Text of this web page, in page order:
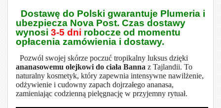
Dostawę do Polski gwarantuje Plumeria i
ubezpiecza Nova Post. Czas dostawy
wynosi 3-5 dni robocze od momentu
opłacenia zamówienia i dostawy.
Pozwól swojej skórze poczuć tropikalny luksus dzięki
ananasowemu olejkowi do ciała Banna z Tajlandii. To
naturalny kosmetyk, który zapewnia intensywne nawilżenie,
odżywienie i cudowny zapach dojrzałego ananasa,
zamieniając codzienną pielęgnację w przyjemny rytuał.